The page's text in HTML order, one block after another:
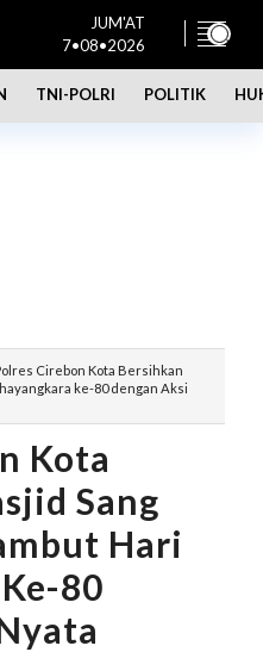
JUM'AT
7•08•2026
TNI-POLRI POLITIK
Cirebon Kota Bersihkan
ke-80 dengan Aksi
Kota
Sang
Hari
80